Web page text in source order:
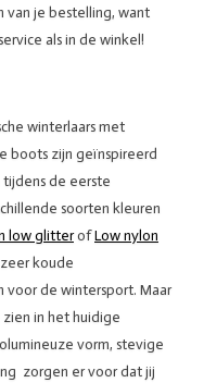
van je bestelling, want
als in de winkel!
winterlaars met
boots zijn geïnspireerd
de eerste
soorten kleuren
low glitterofLow nylon
koude
voor de wintersport. Maar
in het huidige
vorm, stevige
zorgen er voor dat jij